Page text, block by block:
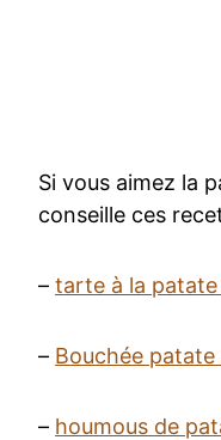
Si vous aimez la
conseille ces
–tarte à la
– Bouchée
– houmous de